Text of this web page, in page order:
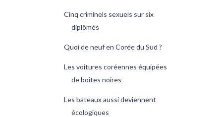
Cinq criminels sexuels sur six
diplômés
Quoi de neuf en Corée du Sud ?
Les voitures coréennes équipées
de boîtes noires
Les bateaux aussi deviennent
écologiques